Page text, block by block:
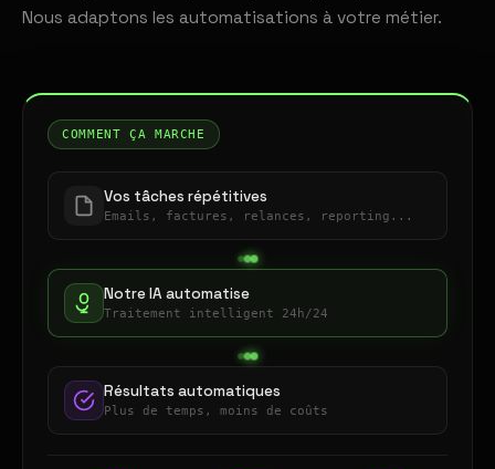
Nous adaptons les automatisations à votre métier.
COMMENT ÇA MARCHE
Vos tâches répétitives
Emails, factures, relances, reporting...
Notre IA automatise
Traitement intelligent 24h/24
Résultats automatiques
Plus de temps, moins de coûts